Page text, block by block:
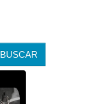
BUSCAR